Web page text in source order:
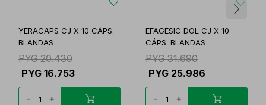
YERACAPS CJ X 10 CÁPS.
BLANDAS
PYG 20.430
PYG 16.753
- +
EFAGESIC DOL CJ X 10
CÁPS. BLANDAS
PYG 31.690
PYG 25.986
- +